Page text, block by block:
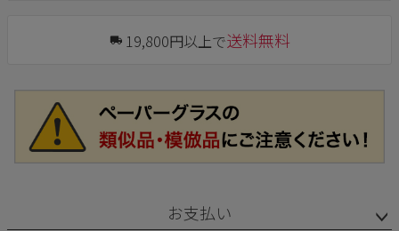
19,800円以上で送料無料
お支払い